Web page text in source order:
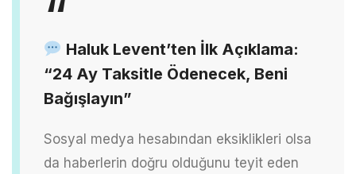
Haluk Levent’ten İlk Açıklama:
“24 Ay Taksitle Ödenecek, Beni
Bağışlayın”
Sosyal medya hesabından eksiklikleri olsa
da haberlerin doğru olduğunu teyit eden